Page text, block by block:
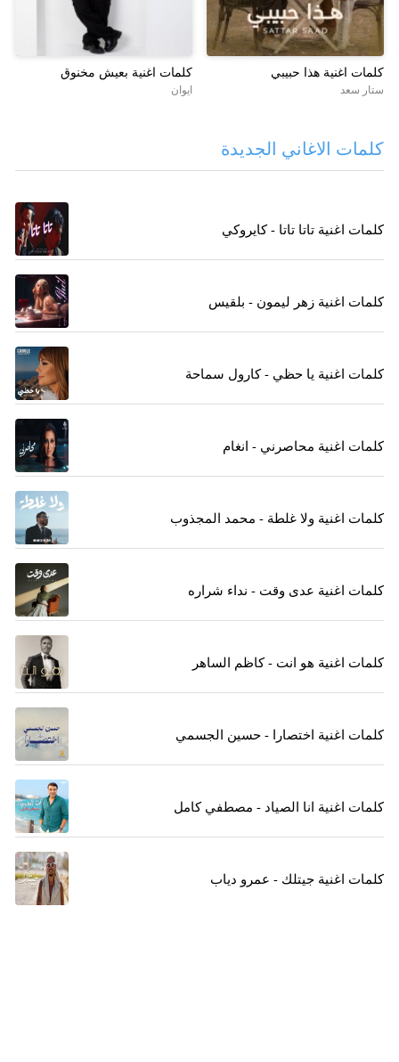
كلمات اغنية بعيش مخنوق
ايوان
كلمات اغنية هذا حبيبي
ستار سعد
كلمات الاغاني الجديدة
كلمات اغنية تاتا تاتا - كايروكي
كلمات اغنية زهر ليمون - بلقيس
كلمات اغنية يا حظي - كارول سماحة
كلمات اغنية محاصرني - انغام
كلمات اغنية ولا غلطة - محمد المجذوب
كلمات اغنية عدى وقت - نداء شراره
كلمات اغنية هو انت - كاظم الساهر
كلمات اغنية اختصارا - حسين الجسمي
كلمات اغنية انا الصياد - مصطفي كامل
كلمات اغنية جيتلك - عمرو دياب